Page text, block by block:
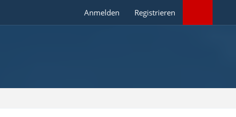
Anmelden Registrieren